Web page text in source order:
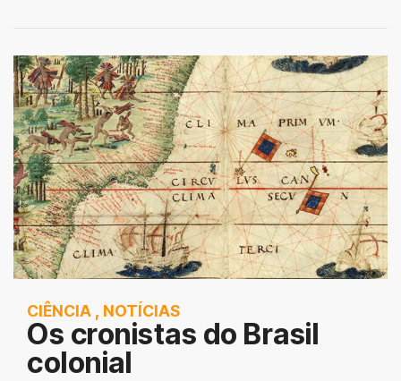
CIÊNCIA , NOTÍCIAS
Os cronistas do Brasil
colonial